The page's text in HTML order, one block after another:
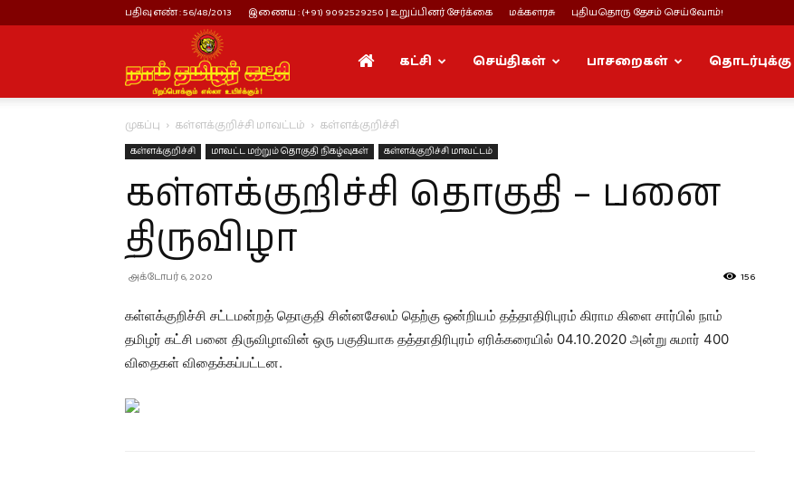
பதிவு எண் : 56/48/2013 இணைய : (+91) 9092529250 | உறுப்பினர் சேர்க்கை மக்களரசு புதியதொரு தேசம் செய்வோம்!
நாம்
தமிழர்
கட்சி
கட்சி செய்திகள் பாசறைகள் தொடர்புக்கு
முகப்பு கள்ளக்குறிச்சி மாவட்டம் கள்ளக்குறிச்சி
கள்ளக்குறிச்சி மாவட்ட மற்றும் தொகுதி நிகழ்வுகள் கள்ளக்குறிச்சி மாவட்டம்
கள்ளக்குறிச்சி தொகுதி – பனை
திருவிழா
அக்டோபர் 6, 2020 156
கள்ளக்குறிச்சி சட்டமன்றத் தொகுதி சின்னசேலம் தெற்கு ஒன்றியம் தத்தாதிரிபுரம் கிராம கிளை சார்பில் நாம்
தமிழர் கட்சி பனை திருவிழாவின் ஒரு பகுதியாக தத்தாதிரிபுரம் ஏரிக்கரையில் 04.10.2020 அன்று சுமார் 400
விதைகள் விதைக்கப்பட்டன.